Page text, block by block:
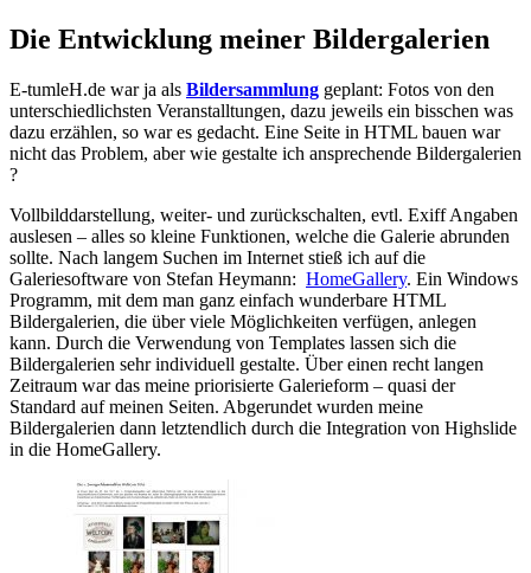
Die Entwicklung meiner Bildergalerien
E-tumleH.de war ja als Bildersammlung geplant: Fotos von den
unterschiedlichsten Veranstalltungen, dazu jeweils ein bisschen was
dazu erzählen, so war es gedacht. Eine Seite in HTML bauen war
nicht das Problem, aber wie gestalte ich ansprechende Bildergalerien
?
Vollbilddarstellung, weiter- und zurückschalten, evtl. Exiff Angaben
auslesen – alles so kleine Funktionen, welche die Galerie abrunden
sollte. Nach langem Suchen im Internet stieß ich auf die
Galeriesoftware von Stefan Heymann: HomeGallery. Ein Windows
Programm, mit dem man ganz einfach wunderbare HTML
Bildergalerien, die über viele Möglichkeiten verfügen, anlegen
kann. Durch die Verwendung von Templates lassen sich die
Bildergalerien sehr individuell gestalte. Über einen recht langen
Zeitraum war das meine priorisierte Galerieform – quasi der
Standard auf meinen Seiten. Abgerundet wurden meine
Bildergalerien dann letztendlich durch die Integration von Highslide
in die HomeGallery.